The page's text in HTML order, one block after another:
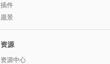
插件
愿景
资源
资源中心